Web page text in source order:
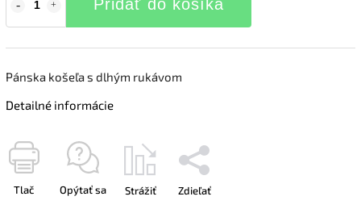
Pridať do košíka
Pánska košeľa s dlhým rukávom
Detailné informácie
Tlač Opýtať sa Strážiť Zdieľať